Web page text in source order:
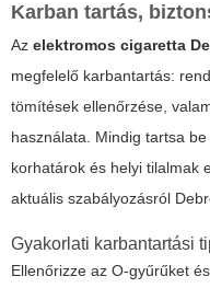
Karban tartás,
Az elektromos cigaretta
megfelelő karbantartás:
tömítések ellenőrzése,
használata. Mindig tartsa
korhatárok és helyi tilalmak
aktuális szabályozásról
Gyakorlati karbantartási
Ellenőrizze az O-gyűrűket